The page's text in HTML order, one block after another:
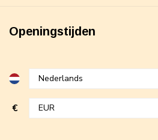
Openingstijden
€